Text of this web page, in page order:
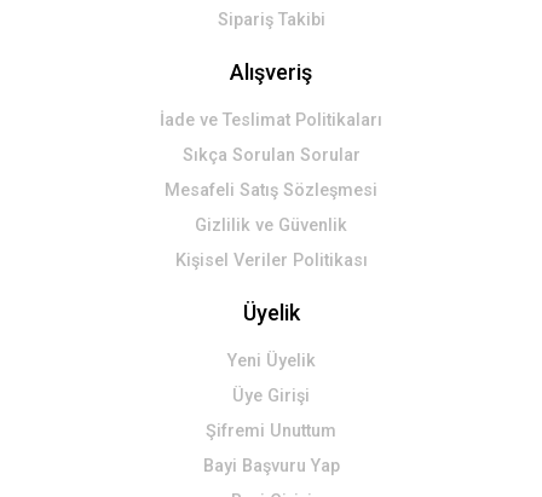
Sipariş Takibi
Alışveriş
İade ve Teslimat Politikaları
Sıkça Sorulan Sorular
Mesafeli Satış Sözleşmesi
Gizlilik ve Güvenlik
Kişisel Veriler Politikası
Üyelik
Yeni Üyelik
Üye Girişi
Şifremi Unuttum
Bayi Başvuru Yap